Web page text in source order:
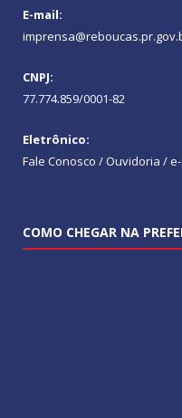
E-mail:
CNPJ:
77.774.859/0001-82
Eletrônico:
Fale Conosco / Ouvidoria / e-
COMO CHEGAR NA